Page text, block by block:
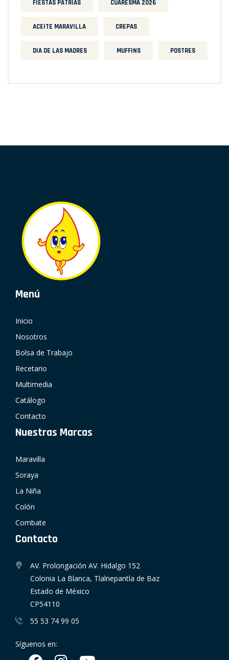
FIESTAS PATRIAS CUARESMA 2026
ACEITE MARAVILLA CREPAS
DIA DE LAS MADRES MUFFINS POSTRES
Menú
Inicio
Nosotros
Bolsa de Trabajo
Recetario
Multimedia
Catálogo
Contacto
Nuestras Marcas
Maravilla
Soraya
La Niña
Colón
Combate
Contacto
AV. Prolongación AV. Hidalgo 152
Colonia La Blanca, Tlalnepantla de Baz
Estado de México
CP54110
55 53 74 99 05
Síguenos en: